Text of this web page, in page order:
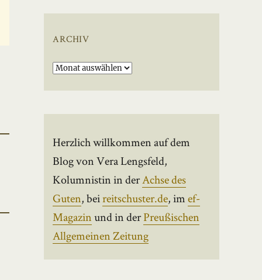
ARCHIV
Archiv
Herzlich willkommen auf dem
Blog von Vera Lengsfeld,
Kolumnistin in derAchse des
Guten, beireitschuster.de, imef-
Magazinund in derPreußischen
Allgemeinen Zeitung